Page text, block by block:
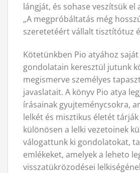
lángját, és sohase veszítsük el
„A megpróbáltatás még
szeretetéért vállalt tisztítótuz
Kötetünkben Pio atyához
gondolatain keresztül jutunk
megismerve személyes
javaslatait. A könyv Pio atya
írásainak gyujteménycsokra,
lelkét és misztikus életét
különösen a lelki vezetoinek
válogattunk ki gondolatokat,
emlékeket, amelyek a leheto
visszatükrözodései